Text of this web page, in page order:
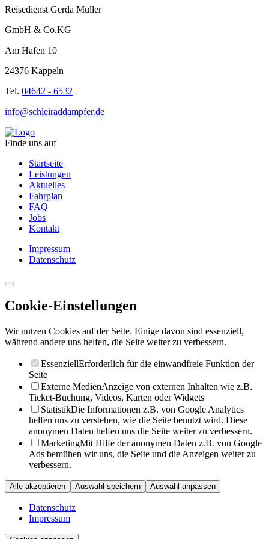
Reisedienst Gerda Müller
GmbH & Co.KG
Am Hafen 10
24376 Kappeln
Tel. 04642 - 6532
info@schleiraddampfer.de
Finde uns auf
Startseite
Leistungen
Aktuelles
Fahrplan
FAQ
Jobs
Kontakt
Impressum
Datenschutz
Cookie-Einstellungen
Wir nutzen Cookies auf der Seite. Einige davon sind essenziell,
während andere uns helfen, die Seite weiter zu verbessern.
EssenziellErforderlich für die einwandfreie Funktion der
Seite
Externe MedienAnzeige von externen Inhalten wie z.B.
Ticket-Buchung, Videos, Karten oder Widgets
StatistikDie Informationen z.B. von Google Analytics
helfen uns zu verstehen, wie die Seite benutzt wird. Diese
anonymen Daten helfen uns die Seite weiter zu verbessern.
MarketingMit Hilfe der anonymen Daten z.B. von Google
Ads bemühen wir uns, die Seite und die Anzeigen weiter zu
verbessern.
Alle akzeptieren Auswahl speichern Auswahl anpassen
Datenschutz
Impressum